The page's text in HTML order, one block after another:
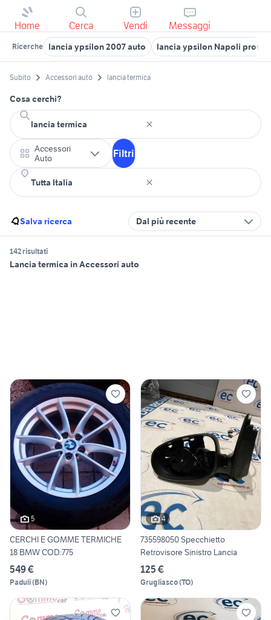
Home Cerca Vendi Messaggi
Ricerche lancia ypsilon 2007 auto lancia ypsilon Napoli
Subito Accessori auto lancia termica
Cosa cerchi?
Accessori
Auto
Filtri
Salva ricerca Dal più recente
142 risultati
Lancia termica in Accessori auto
5
CERCHI E GOMME TERMICHE
18 BMW COD:775
549 €
Paduli(BN)
4
735598050 Specchietto
Retrovisore Sinistro Lancia
125 €
Grugliasco(TO)